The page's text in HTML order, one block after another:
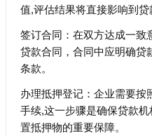
值,评估结果将直接影响到贷
签订合同：在双方达成一致
贷款合同，合同中应明确贷
条款。
办理抵押登记：企业需要按
手续,这一步骤是确保贷款
置抵押物的重要保障。